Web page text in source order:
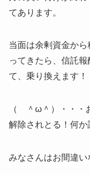
てあります。
当面は余剰資金か
ってきたら、信託
て、乗り換えます！
（ ＾ω＾）・・・
解除されとる ！何
みなさんはお間違い